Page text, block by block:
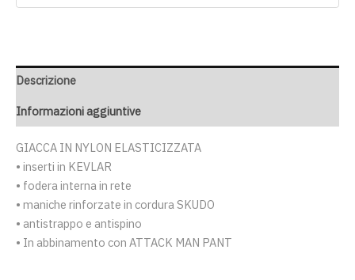
Descrizione
Informazioni aggiuntive
GIACCA IN NYLON ELASTICIZZATA
• inserti in KEVLAR
• fodera interna in rete
• maniche rinforzate in cordura SKUDO
• antistrappo e antispino
• In abbinamento con ATTACK MAN PANT